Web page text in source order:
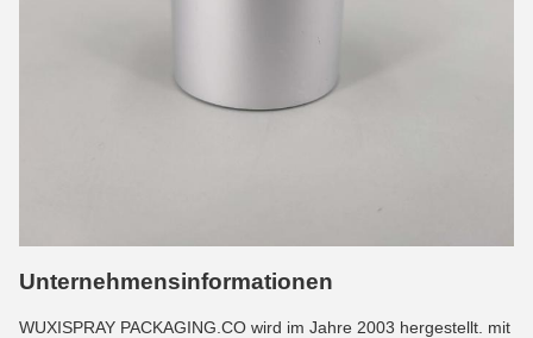
Unternehmensinformationen
WUXISPRAY PACKAGING.CO wird im Jahre 2003 hergestellt. mit